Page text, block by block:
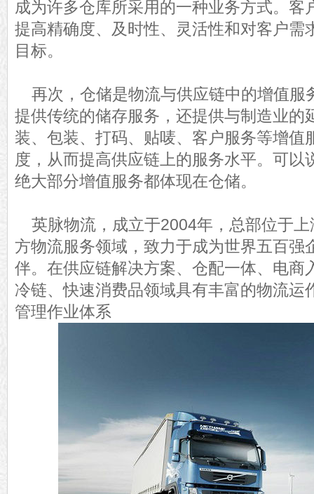
成为许多仓库所采用的一种业务方式。客
提高精确度、及时性、灵活性和对客户需
目标。
再次，仓储是物流与供应链中的增值服
提供传统的储存服务，还提供与制造业的
装、包装、打码、贴唛、客户服务等增值
度，从而提高供应链上的服务水平。可以
绝大部分增值服务都体现在仓储。
英脉物流，成立于2004年，总部位于
方物流服务领域，致力于成为世界五百强
伴。在供应链解决方案、仓配一体、电商
冷链、快速消费品领域具有丰富的物流运
管理作业体系